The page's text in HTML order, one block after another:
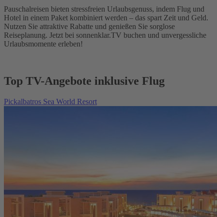
Pauschalreisen bieten stressfreien Urlaubsgenuss, indem Flug und
Hotel in einem Paket kombiniert werden – das spart Zeit und Geld.
Nutzen Sie attraktive Rabatte und genießen Sie sorglose
Reiseplanung. Jetzt bei sonnenklar.TV buchen und unvergessliche
Urlaubsmomente erleben!
Top TV-Angebote inklusive Flug
Pickalbatros Sea World Resort